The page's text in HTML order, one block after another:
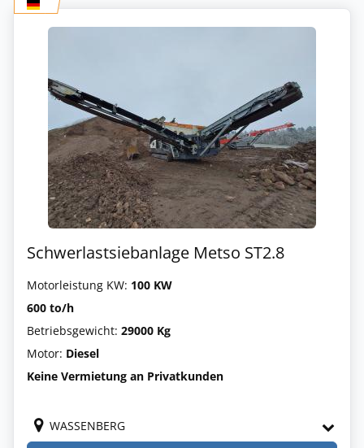
Schwerlastsiebanlage Metso ST2.8
Motorleistung KW: 100 KW
600 to/h
Betriebsgewicht: 29000 Kg
Motor: Diesel
Keine Vermietung an Privatkunden
WASSENBERG